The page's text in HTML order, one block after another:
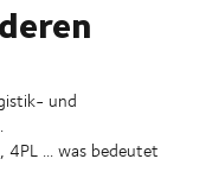
und
... was bedeutet